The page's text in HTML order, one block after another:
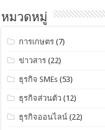
หมวดหมู่
การเกษตร (7)
ข่าวสาร (22)
ธุรกิจ SMEs (53)
ธุรกิจส่วนตัว (12)
ธุรกิจออนไลน์ (22)